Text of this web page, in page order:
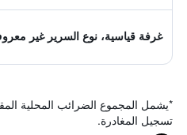
غرفة قياسية، نوع السرير غير
*يشمل المجموع الضرائب المحلية
تسجيل المغادرة.